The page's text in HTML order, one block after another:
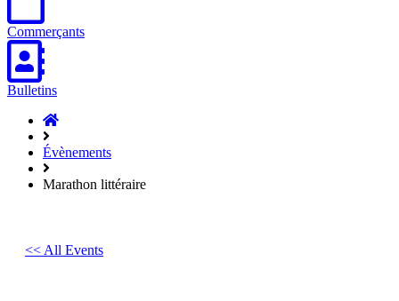
Commerçants
Bulletins
Accueil
Évènements
Marathon littéraire
<< All Events